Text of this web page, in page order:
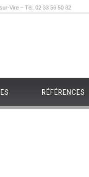
Vire – Tél. 02 33 56 50 82
RÉFÉRENCES